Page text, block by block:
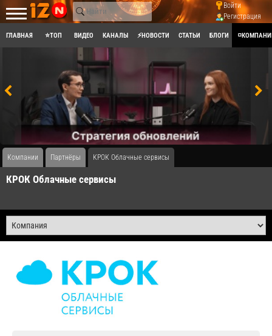
Войти
Регистрация
ГЛАВНАЯ ⭐ТОП ВИДЕО КАНАЛЫ ⚡НОВОСТИ СТАТЬИ БЛОГИ
Компании Партнёры ​КРОК Облачные сервисы
​КРОК Облачные сервисы